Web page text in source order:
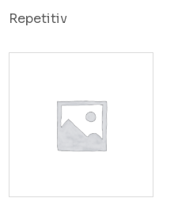
Repetitiv